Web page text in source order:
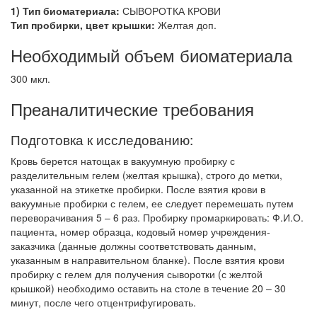
1) Тип биоматериала: СЫВОРОТКА КРОВИ
Тип пробирки, цвет крышки: Желтая доп.
Необходимый объем биоматериала
300 мкл.
Преаналитические требования
Подготовка к исследованию:
Кровь берется натощак в вакуумную пробирку с
разделительным гелем (желтая крышка), строго до метки,
указанной на этикетке пробирки. После взятия крови в
вакуумные пробирки с гелем, ее следует перемешать путем
переворачивания 5 – 6 раз. Пробирку промаркировать: Ф.И.О.
пациента, номер образца, кодовый номер учреждения-
заказчика (данные должны соответствовать данным,
указанным в направительном бланке). После взятия крови
пробирку с гелем для получения сыворотки (с желтой
крышкой) необходимо оставить на столе в течение 20 – 30
минут, после чего отцентрифугировать.